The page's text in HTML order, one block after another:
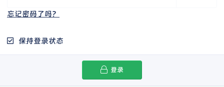
忘记密码了吗？
保持登录状态
登录